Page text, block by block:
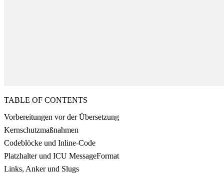
TABLE OF CONTENTS
Vorbereitungen vor der Übersetzung
Kernschutzmaßnahmen
Codeblöcke und Inline-Code
Platzhalter und ICU MessageFormat
Links, Anker und Slugs